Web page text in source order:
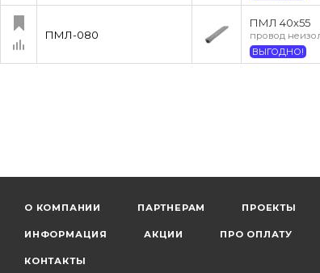
ПМЛ-080
ПМЛ 40х55
провод
ВЫГОДНО!
О КОМПАНИИ ПАРТНЕРАМ ПРОЕКТЫ
ИНФОРМАЦИЯ АКЦИИ ПРО ОПЛАТУ
КОНТАКТЫ